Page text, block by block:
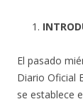
El pasado
Diario Oficial
se establece